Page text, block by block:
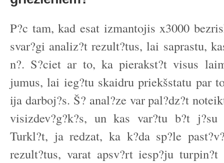
P?c tam, kad esat izmantojis x3000
svar?gi analiz?t rezult?tus, lai saprastu,
n?. S?ciet ar to, ka pierakst?t visus
jumus, lai ieg?tu skaidru priekšstatu par
ija darboj?s. Š? anal?ze var pal?dz?t
visizdev?g?k?s, un kas var?tu b?t j?su
Turkl?t, ja redzat, ka k?da sp?le
rezult?tus, varat apsv?rt iesp?ju